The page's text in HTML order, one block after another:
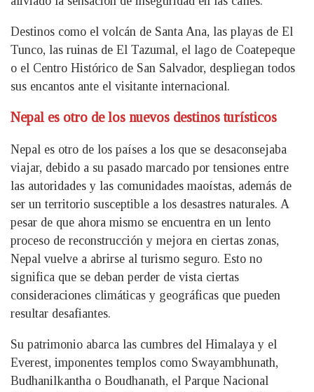
Destinos como el volcán de Santa Ana, las playas de El
Tunco, las ruinas de El Tazumal, el lago de Coatepeque
o el Centro Histórico de San Salvador, despliegan todos
sus encantos ante el visitante internacional.
Nepal es otro de los nuevos destinos turísticos
Nepal es otro de los países a los que se desaconsejaba
viajar, debido a su pasado marcado por tensiones entre
las autoridades y las comunidades maoístas, además de
ser un territorio susceptible a los desastres naturales. A
pesar de que ahora mismo se encuentra en un lento
proceso de reconstrucción y mejora en ciertas zonas,
Nepal vuelve a abrirse al turismo seguro. Esto no
significa que se deban perder de vista ciertas
consideraciones climáticas y geográficas que pueden
resultar desafiantes.
Su patrimonio abarca las cumbres del Himalaya y el
Everest, imponentes templos como Swayambhunath,
Budhanilkantha o Boudhanath, el Parque Nacional